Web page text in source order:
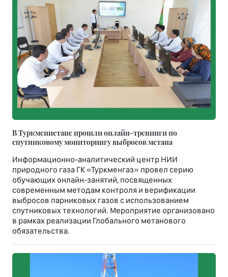
В Туркменистане прошли онлайн-тренинги по
спутниковому мониторингу выбросов метана
Информационно-аналитический центр НИИ
природного газа ГК «Туркменгаз» провел серию
обучающих онлайн-занятий, посвященных
современным методам контроля и верификации
выбросов парниковых газов с использованием
спутниковых технологий. Мероприятие организовано
в рамках реализации Глобального метанового
обязательства.